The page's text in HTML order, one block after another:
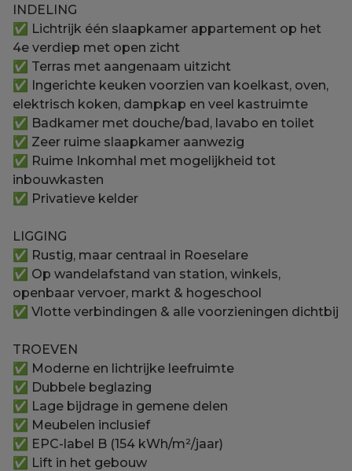
INDELING
✅ Lichtrijk één slaapkamer appartement op het
4e verdiep met open zicht
✅ Terras met aangenaam uitzicht
✅ Ingerichte keuken voorzien van koelkast, oven,
elektrisch koken, dampkap en veel kastruimte
✅ Badkamer met douche/bad, lavabo en toilet
✅ Zeer ruime slaapkamer aanwezig
✅ Ruime Inkomhal met mogelijkheid tot
inbouwkasten
✅ Privatieve kelder
LIGGING
✅ Rustig, maar centraal in Roeselare
✅ Op wandelafstand van station, winkels,
openbaar vervoer, markt & hogeschool
✅ Vlotte verbindingen & alle voorzieningen dichtbij
TROEVEN
✅ Moderne en lichtrijke leefruimte
✅ Dubbele beglazing
✅ Lage bijdrage in gemene delen
✅ Meubelen inclusief
✅ EPC-label B (154 kWh/m²/jaar)
✅ Lift in het gebouw